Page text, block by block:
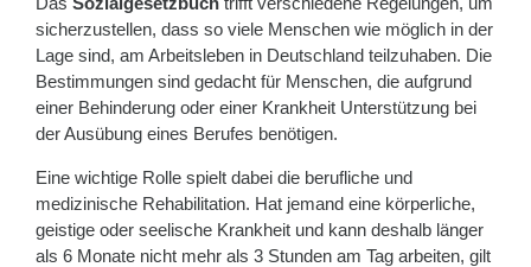
sicherzustellen, dass so viele Menschen wie möglich in der
Lage sind, am Arbeitsleben in Deutschland teilzuhaben. Die
Bestimmungen sind gedacht für Menschen, die aufgrund
einer Behinderung oder einer Krankheit Unterstützung bei
der Ausübung eines Berufes benötigen.
Eine wichtige Rolle spielt dabei die berufliche und
medizinische Rehabilitation. Hat jemand eine körperliche,
geistige oder seelische Krankheit und kann deshalb länger
als 6 Monate nicht mehr als 3 Stunden am Tag arbeiten, gilt